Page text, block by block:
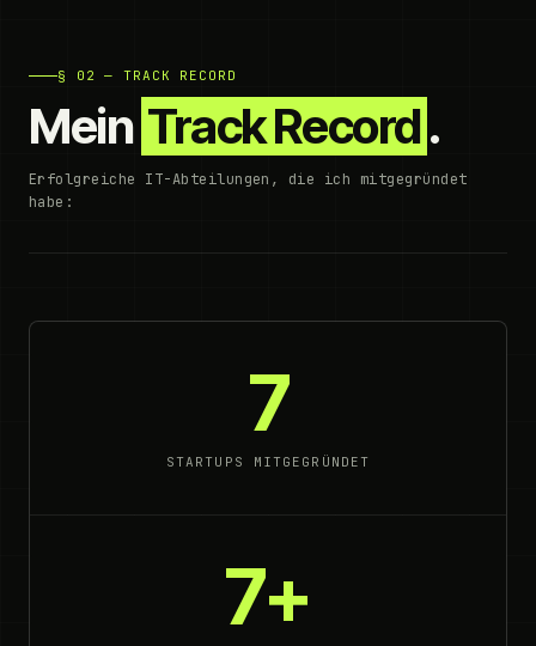
§ 02 — TRACK RECORD
Mein Track Record.
Erfolgreiche IT-Abteilungen, die ich mitgegründet
habe:
7
STARTUPS MITGEGRÜNDET
7+